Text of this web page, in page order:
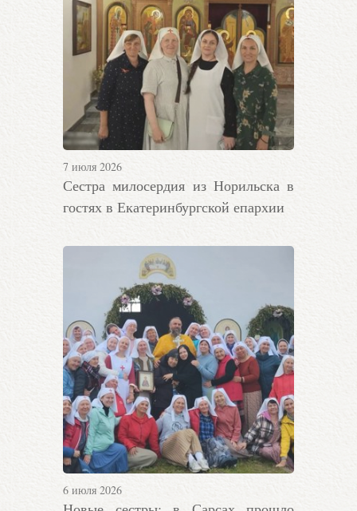
7 июля 2026
Сестра милосердия из Норильска в
гостях в Екатеринбургской епархии
6 июля 2026